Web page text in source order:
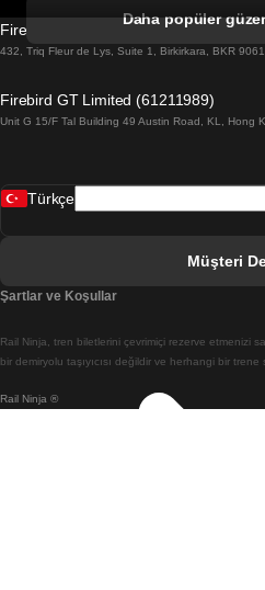
Barselona
Belfast
Budapeşte
Busan
Daha popüler
Firebird GT Limited (OC 1451)
432, Triq Fleur de Lys, Suite 1, Birkirkara, BKR
Firebird GT Limited (61211989)
Unit G 15/F Tal Building 49 Austin Road, KL, Hong
Rail Ninja ®
Rail Ninja, tren biletlerini çevrimiçi rezerve etmenizi
bir demiryolu taşıyıcısı değildir ve herhangi bir
Türkçe
Müşteri
Şartlar ve Koşullar